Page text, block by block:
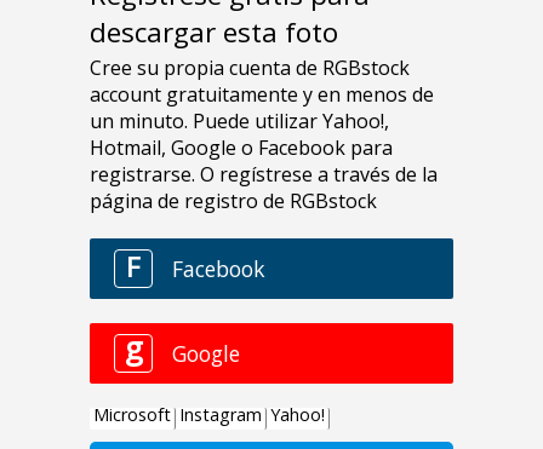
descargar esta foto